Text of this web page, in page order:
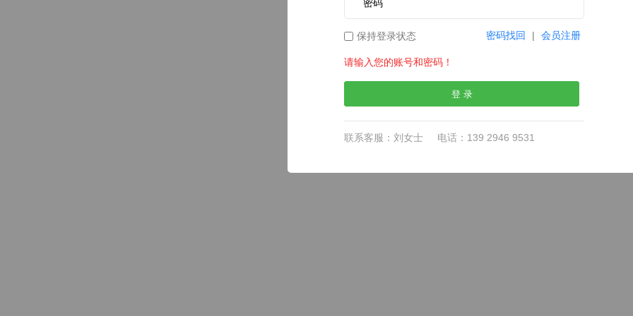
密码
保持登录状态 密码找回 | 会员注册
请输入您的账号和密码！
联系客服：刘女士 电话：139 2946 9531